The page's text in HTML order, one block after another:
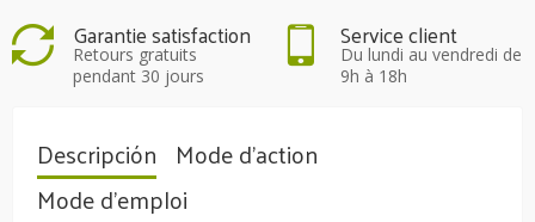
Garantie satisfaction
Retours gratuits
pendant 30 jours
Service client
Du lundi au vendredi de
9h à 18h
Descripción Mode d'action
Mode d'emploi